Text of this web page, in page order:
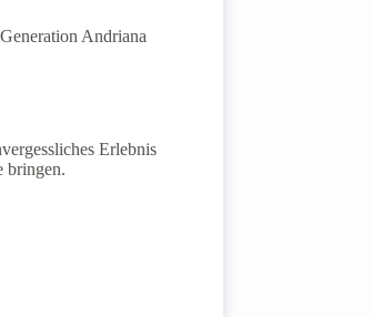
Andriana
Erlebnis
bringen.